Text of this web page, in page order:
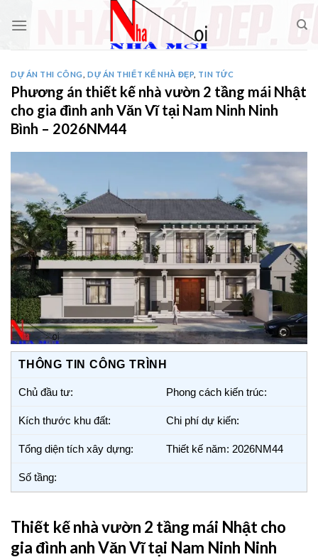
DỰ ÁN THI CÔNG DỰ ÁN THIẾT KẾ NHÀ ĐẸP TIN TỨC
Phương án thiết kế nhà vườn 2 tầng mái Nhật
cho gia đình anh Văn Vĩ tại Nam Ninh Ninh
Bình – 2026NM44
THÔNG TIN CÔNG TRÌNH
Chủ đầu tư: Phong cách kiến trúc:
Kích thước khu đất: Chi phí dự kiến:
Tổng diện tích xây dựng: Thiết kế năm: 2026NM44
Số tầng:
Thiết kế nhà vườn 2 tầng mái Nhật cho
gia đình anh Văn Vĩ tại Nam Ninh Ninh